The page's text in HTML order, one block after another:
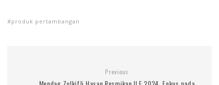
produk pertambangan
Previous